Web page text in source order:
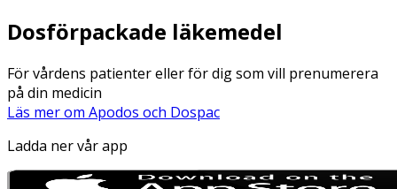
Dosförpackade läkemedel
För vårdens patienter eller för dig som vill prenumerera
på din medicin
Läs mer om Apodos och Dospac
Ladda ner vår app